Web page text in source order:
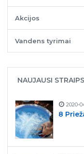
Akcijos
Vandens tyrimai
NAUJAUSI
2020-
8